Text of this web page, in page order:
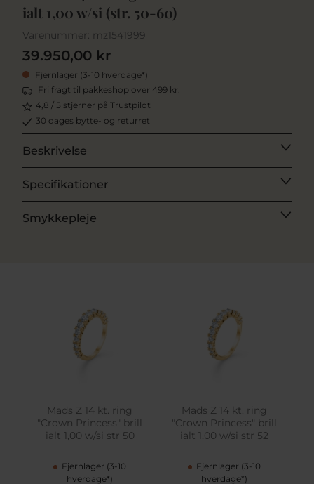
ialt 1,00 w/si (str. 50-60)
Varenummer: mz1541999
39.950,00 kr
Fjernlager (3-10 hverdage*)
Fri fragt til pakkeshop over 499 kr.
4,8 / 5 stjerner på Trustpilot
30 dages bytte- og returret
Beskrivelse
Specifikationer
Smykkepleje
Mads Z 14 kt. ring
"Crown Princess" brill
ialt 1,00 w/si str 50
Fjernlager (3-10
hverdage*)
Mads Z 14 kt. ring
"Crown Princess" brill
ialt 1,00 w/si str 52
Fjernlager (3-10
hverdage*)